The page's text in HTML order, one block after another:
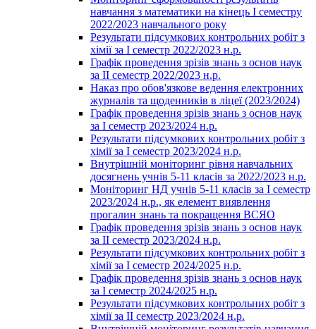
навчання з математики на кінець І семестру
2022/2023 навчального року
Результати підсумкових контрольних робіт з
хімії за І семестр 2022/2023 н.р.
Графік проведення зрізів знань з основ наук
за ІІ семестр 2022/2023 н.р.
Наказ про обов'язкове ведення електронних
журналів та щоденників в ліцеї (2023/2024)
Графік проведення зрізів знань з основ наук
за І семестр 2023/2024 н.р.
Результати підсумкових контрольних робіт з
хімії за І семестр 2023/2024 н.р.
Внутрішній моніторинг рівня навчальних
досягнень учнів 5-11 класів за 2022/2023 н.р.
Моніторинг НД учнів 5-11 класів за І семестр
2023/2024 н.р., як елемент виявлення
прогалин знань та покращення ВСЯО
Графік проведення зрізів знань з основ наук
за ІІ семестр 2023/2024 н.р.
Результати підсумкових контрольних робіт з
хімії за І семестр 2024/2025 н.р.
Графік проведення зрізів знань з основ наук
за І семестр 2024/2025 н.р.
Результати підсумкових контрольних робіт з
хімії за ІІ семестр 2023/2024 н.р.